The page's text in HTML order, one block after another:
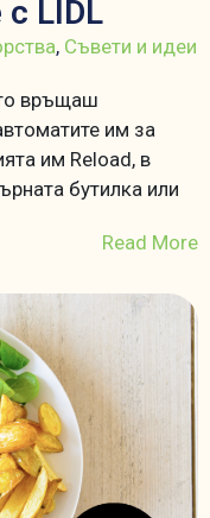
LIDL
, Съвети и идеи
връщаш
им за
им Reload, в
бутилка или
Read More